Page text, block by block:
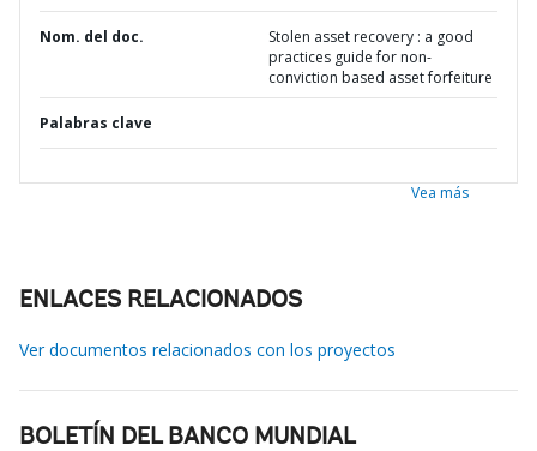
Nom. del doc.
Stolen asset recovery : a good
practices guide for non-
conviction based asset forfeiture
Palabras clave
Vea más
ENLACES RELACIONADOS
Ver documentos relacionados con los proyectos
BOLETÍN DEL BANCO MUNDIAL